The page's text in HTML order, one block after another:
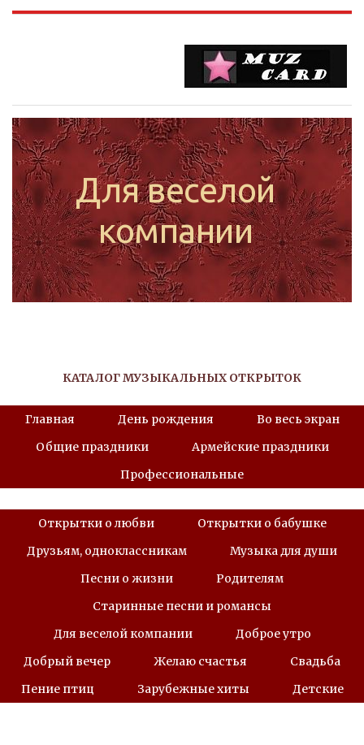
Для веселой
компании
КАТАЛОГ МУЗЫКАЛЬНЫХ ОТКРЫТОК
Главная День рождения
Во весь экран
Общие праздники
Армейские праздники
Профессиональные
Открытки о любви
Открытки о бабушке
Друзьям, одноклассникам
Музыка для души
Песни о жизни
Родителям
Старинные песни и романсы
Для веселой компании
Доброе утро
Добрый вечер
Желаю счастья
Свадьба
Пение птиц
Зарубежные хиты Детские